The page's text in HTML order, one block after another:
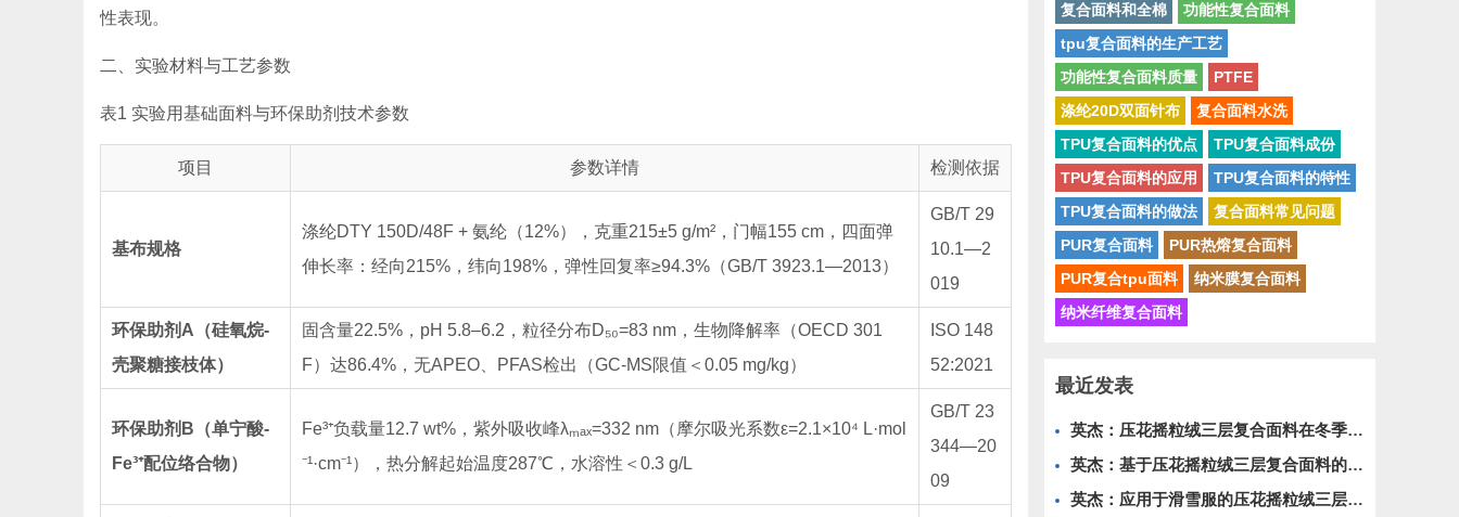
性表现。
二、实验材料与工艺参数
表1 实验用基础面料与环保助剂技术参数
项目 参数详情 检测依据
基布规格
涤纶DTY 150D/48F + 氨纶（12%），克重215±5 g/m²，门幅155 cm，四面弹
伸长率：经向215%，纬向198%，弹性回复率≥94.3%（GB/T 3923.1—2013）
GB/T 29
10.1—2
019
环保助剂A（硅氧烷-
壳聚糖接枝体）
固含量22.5%，pH 5.8–6.2，粒径分布D₅₀=83 nm，生物降解率（OECD 301
F）达86.4%，无APEO、PFAS检出（GC-MS限值＜0.05 mg/kg）
ISO 148
52:2021
环保助剂B（单宁酸-
Fe³⁺配位络合物）
Fe³⁺负载量12.7 wt%，紫外吸收峰λₘₐₓ=332 nm（摩尔吸光系数ε=2.1×10⁴ L·mol
⁻¹·cm⁻¹），热分解起始温度287℃，水溶性＜0.3 g/L
GB/T 23
344—20
09
复合面料和全棉
功能性复合面料
tpu复合面料的生产工艺
功能性复合面料质量
PTFE
涤纶20D双面针布
复合面料水洗
TPU复合面料的优点
TPU复合面料成份
TPU复合面料的应用
TPU复合面料的特性
TPU复合面料的做法
复合面料常见问题
PUR复合面料
PUR热熔复合面料
PUR复合tpu面料
纳米膜复合面料
纳米纤维复合面料
最近发表
英杰：压花摇粒绒三层复合面料在冬季户外服装中的保暖性能优化研究
英杰：基于压花摇粒绒三层复合面料的高透气防风运动服饰开发
英杰：应用于滑雪服的压花摇粒绒三层复合面料抗撕裂与耐磨性提升技术